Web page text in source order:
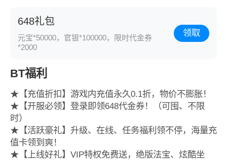
648礼包
元宝*50000，官银*100000，限时代金券
*2000
领取
BT福利
★【充值折扣】游戏内充值永久0.1折，物价不膨胀！
★【开服必领】登录即领648代金券！（可囤、不限
时）
★【活跃豪礼】升级、在线、任务福利领不停，海量充
值卡领到爽！
★【上线好礼】VIP特权免费送，绝版法宝、炫酷坐